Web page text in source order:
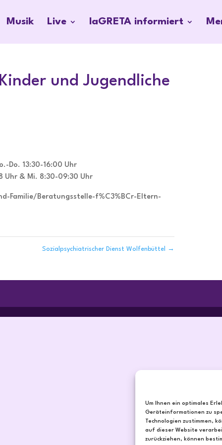
Um Ihnen ein optimales
Geräteinformationen zu
Technologien zustimmen,
auf dieser Website
zurückziehen, können
Musik Live laGRETA informiert
und Jugendliche
Do. 13:30-16:00 Uhr
Uhr & Mi. 8:30-09:30 Uhr
Familie/Beratungsstelle-f%C3%BCr-Eltern-
Sozialpsychiatrischer Dienst Wolfenbüttel →